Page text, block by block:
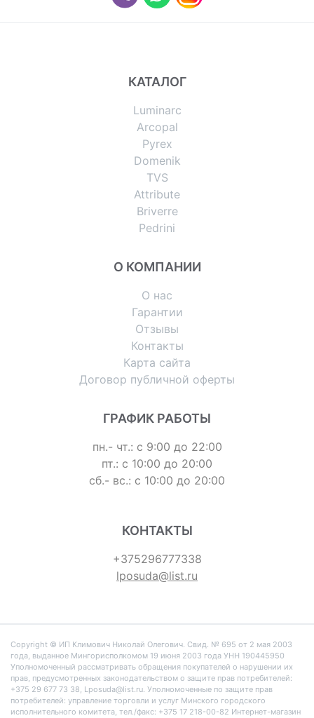
КАТАЛОГ
Luminarc
Arcopal
Pyrex
Domenik
TVS
Attribute
Briverre
Pedrini
О КОМПАНИИ
О нас
Гарантии
Отзывы
Контакты
Карта сайта
Договор публичной оферты
ГРАФИК РАБОТЫ
пн.- чт.: с 9:00 до 22:00
пт.: с 10:00 до 20:00
сб.- вс.: с 10:00 до 20:00
КОНТАКТЫ
+375296777338
lposuda@list.ru
Copyright © ИП Климович Николай Олегович. Cвид. № 695 от 2 мая 2003
года, выданное Мингорисполкомом 19 июня 2003 года УНН 190445950
Уполномоченный рассматривать обращения покупателей о нарушении их
прав, предусмотренных законодательством о защите прав потребителей:
+375 29 677 73 38, Lposuda@list.ru. Уполномоченные по защите прав
потребителей: управление торговли и услуг Минского городского
исполнительного комитета, тел./факс: +375 17 218-00-82 Интернет-магазин